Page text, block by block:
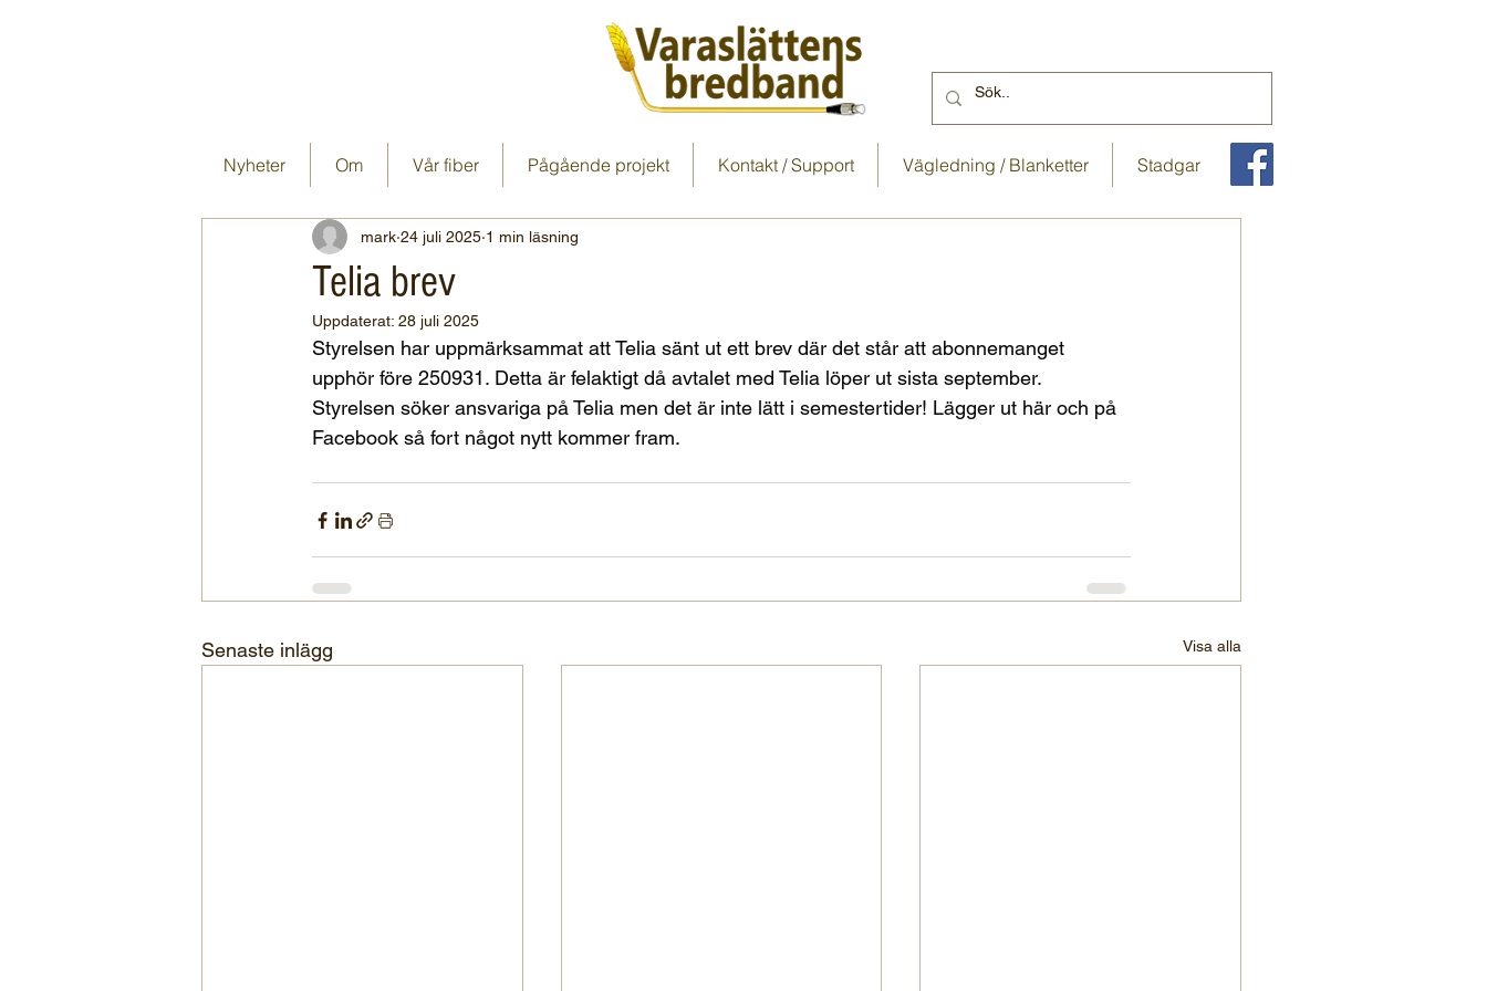
Nyheter Om Vår fiber Pågående projekt Kontakt / Support Vägledning / Blanketter Stadgar
Telia brev
mark 24 juli 2025 1 min läsning
Uppdaterat: 28 juli 2025
Styrelsen har uppmärksammat att Telia sänt ut ett brev där det står att abonnemanget
upphör före 250931. Detta är felaktigt då avtalet med Telia löper ut sista september.
Styrelsen söker ansvariga på Telia men det är inte lätt i semestertider! Lägger ut här och på
Facebook så fort något nytt kommer fram.
Senaste inlägg Visa alla